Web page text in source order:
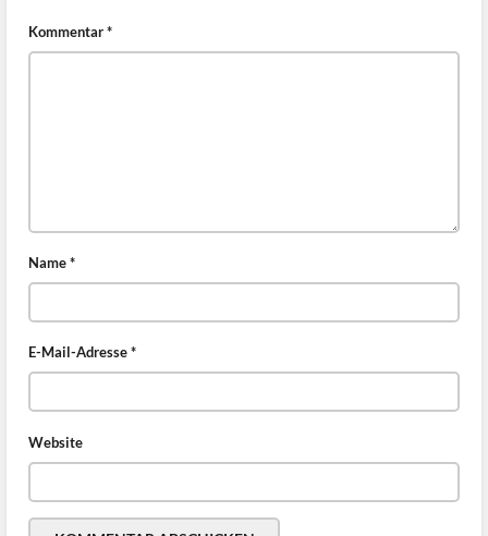
Kommentar*
Name*
E-Mail-Adresse*
Website